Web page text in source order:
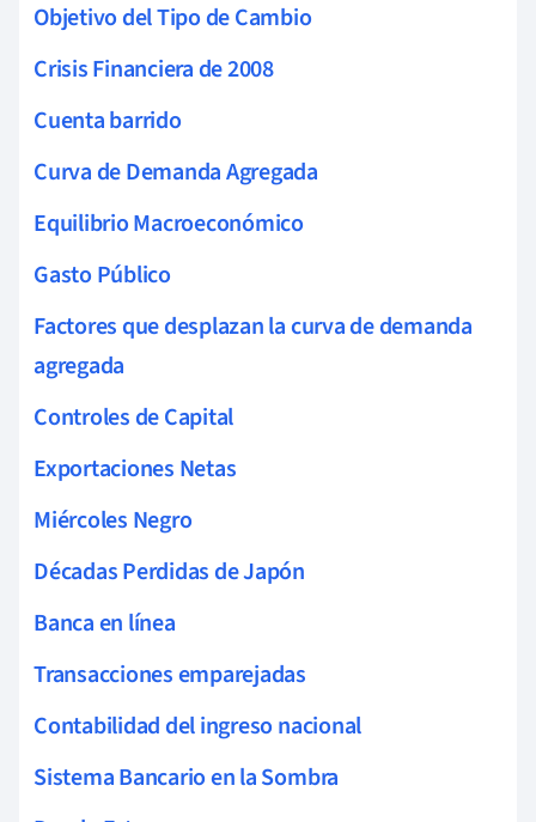
Objetivo del Tipo de Cambio
Crisis Financiera de 2008
Cuenta barrido
Curva de Demanda Agregada
Equilibrio Macroeconómico
Gasto Público
Factores que desplazan la curva de demanda
agregada
Controles de Capital
Exportaciones Netas
Miércoles Negro
Décadas Perdidas de Japón
Banca en línea
Transacciones emparejadas
Contabilidad del ingreso nacional
Sistema Bancario en la Sombra